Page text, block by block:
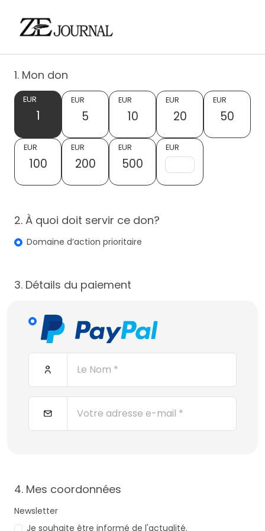
1. Mon don
EUR
1
EUR
5
EUR
10
EUR
20
EUR
50
EUR
100
EUR
200
EUR
500
EUR
2. À quoi doit servir ce don?
Domaine d’action prioritaire
3. Détails du paiement
4. Mes coordonnées
Newsletter
Je souhaite être informé de l'actualité.